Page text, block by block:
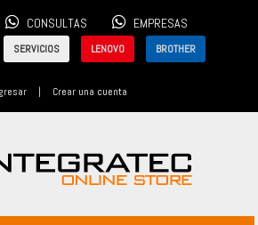
CONSULTAS EMPRESAS
SERVICIOS LENOVO BROTHER
| Crear una cuenta